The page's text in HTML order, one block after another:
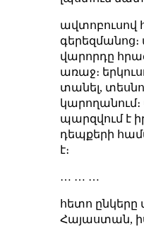
ավտոբուսով
գերեզմանոց։
վարորդը
առաջ։
տանել,
պարզվում է
դեպքերի
է։
… … …
հետո ընկերը
Հայաստան,